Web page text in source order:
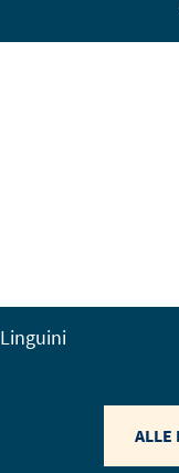
Linguini
ALLE